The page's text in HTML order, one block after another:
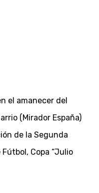
el amanecer del
(Mirador España)
de la Segunda
Copa “Julio